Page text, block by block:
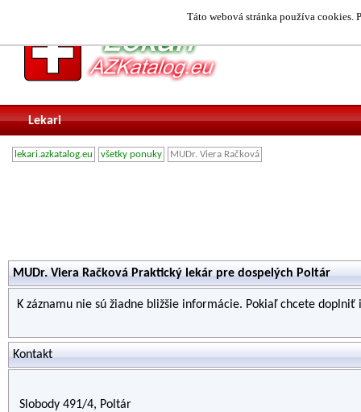
Táto webová stránka používa cookies.
Lekari
lekari.azkatalog.eu všetky ponuky MUDr. Viera Račková
MUDr. Viera Račková Praktický lekár pre dospelých Poltár
K záznamu nie sú žiadne bližšie informácie. Pokiaľ chcete
Kontakt
Slobody 491/4, Poltár